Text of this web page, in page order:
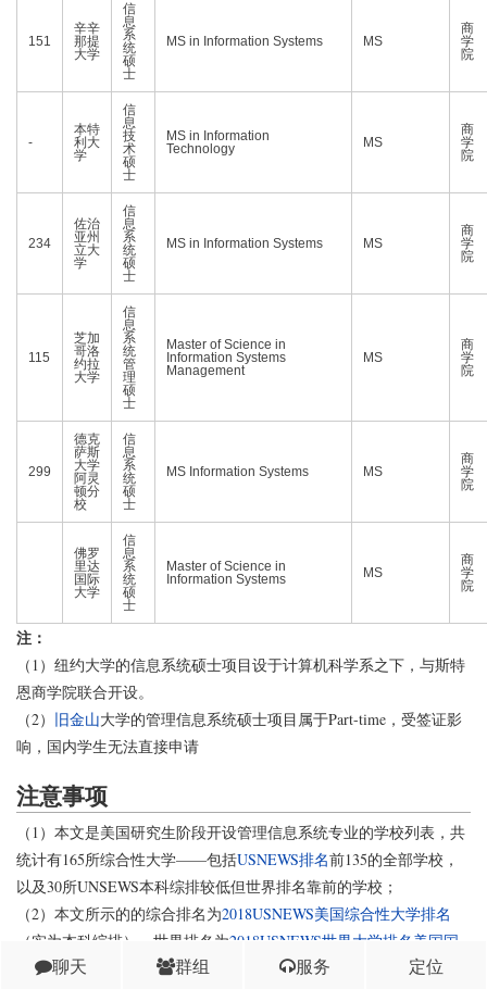
151
辛辛
那提
大学
信
息
系
统
硕
士
MS in Information Systems MS
商
学
院
-
本特
利大
学
信
息
技
术
硕
士
MS in Information
Technology
MS
商
学
院
234
佐治
亚州
立大
学
信
息
系
统
硕
士
MS in Information Systems MS
商
学
院
115
芝加
哥洛
约拉
大学
信
息
系
统
管
理
硕
士
Master of Science in
Information Systems
Management
MS
商
学
院
299
德克
萨斯
大学
阿灵
顿分
校
信
息
系
统
硕
士
MS Information Systems MS
商
学
院
佛罗
里达
国际
大学
信
息
系
统
硕
士
Master of Science in
Information Systems
MS
商
学
院
注：
（1）纽约大学的信息系统硕士项目设于计算机科学系之下，与斯特
恩商学院联合开设。
（2） 旧金山大学的管理信息系统硕士项目属于Part-time，受签证影
响，国内学生无法直接申请
注意事项
（1）本文是美国研究生阶段开设管理信息系统专业的学校列表，共
统计有165所综合性大学——包括USNEWS排名前135的全部学校，
以及30所UNSEWS本科综排较低但世界排名靠前的学校；
（2）本文所示的的综合排名为2018USNEWS美国综合性大学排名
（实为本科综排），世界排名为2018USNEWS世界大学排名美国国
内排名；“-”代表该校未进入排名榜单；
聊天 群组 服务 定位